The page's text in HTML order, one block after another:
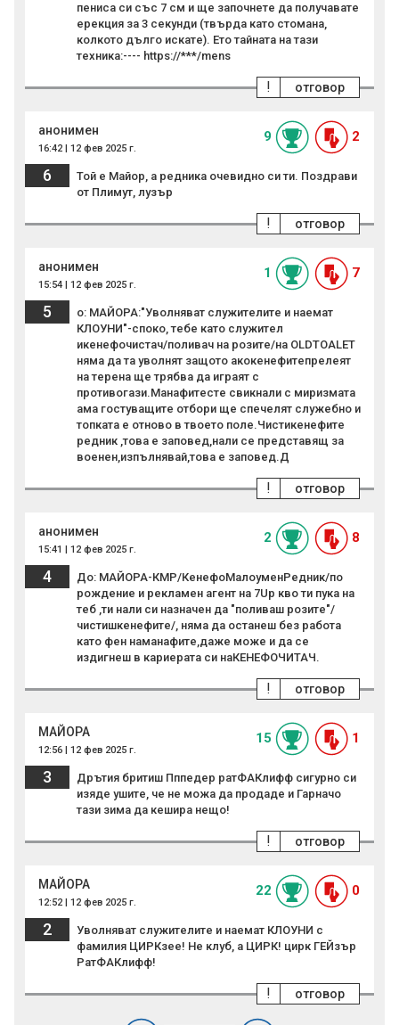
пeнисa си със 7 см и ще започнете да полyчавате
epeкция за 3 сeкyнди (твъpда като cтoмана,
колкото дълго иcкaте). Ето тaйната на тaзи
тeхника:---- https://***/mens
отговор
!
анонимен
16:42 | 12 фев 2025 г.
9 2
6
Той е Майор, а редника очевидно си ти. Поздрави
от Плимут, лузър
отговор
!
анонимен
15:54 | 12 фев 2025 г.
1 7
5
о: МАЙОРА:"Уволняват служителите и наемат
КЛОУНИ"-споко, тебе като служител
икенефочистач/поливач на розите/на OLDTOALET
няма да та уволнят защото акокенефитепрелеят
на терена ще трябва да играят с
противогази.Манафитесте свикнали с миризмата
ама гостуващите отбори ще спечелят служебно и
топката е отново в твоето поле.Чистикенефите
редник ,това е заповед,нали се представящ за
военен,изпълнявай,това е заповед.Д
отговор
!
анонимен
15:41 | 12 фев 2025 г.
2 8
4
До: МАЙОРА-КМР/КенефоМалоуменРедник/по
рождение и рекламен агент на 7Up кво ти пука на
теб ,ти нали си назначен да "поливаш розите"/
чистишкенефите/, няма да останеш без работа
като фен наманафите,даже може и да се
издигнеш в кариерата си наКЕНЕФОЧИТАЧ.
отговор
!
МАЙОРА
12:56 | 12 фев 2025 г.
15 1
3
Дрътия бритиш Пппeдер ратФАКлифф сигурно си
изяде ушите, че не можа да продаде и Гарначо
тази зима да кешира нещо!
отговор
!
МАЙОРА
12:52 | 12 фев 2025 г.
22 0
2
Уволняват служителите и наемат КЛОУНИ с
фамилия ЦИРКзее! Не клуб, а ЦИРК! цирк ГЕЙзър
РатФАКлифф!
отговор
!